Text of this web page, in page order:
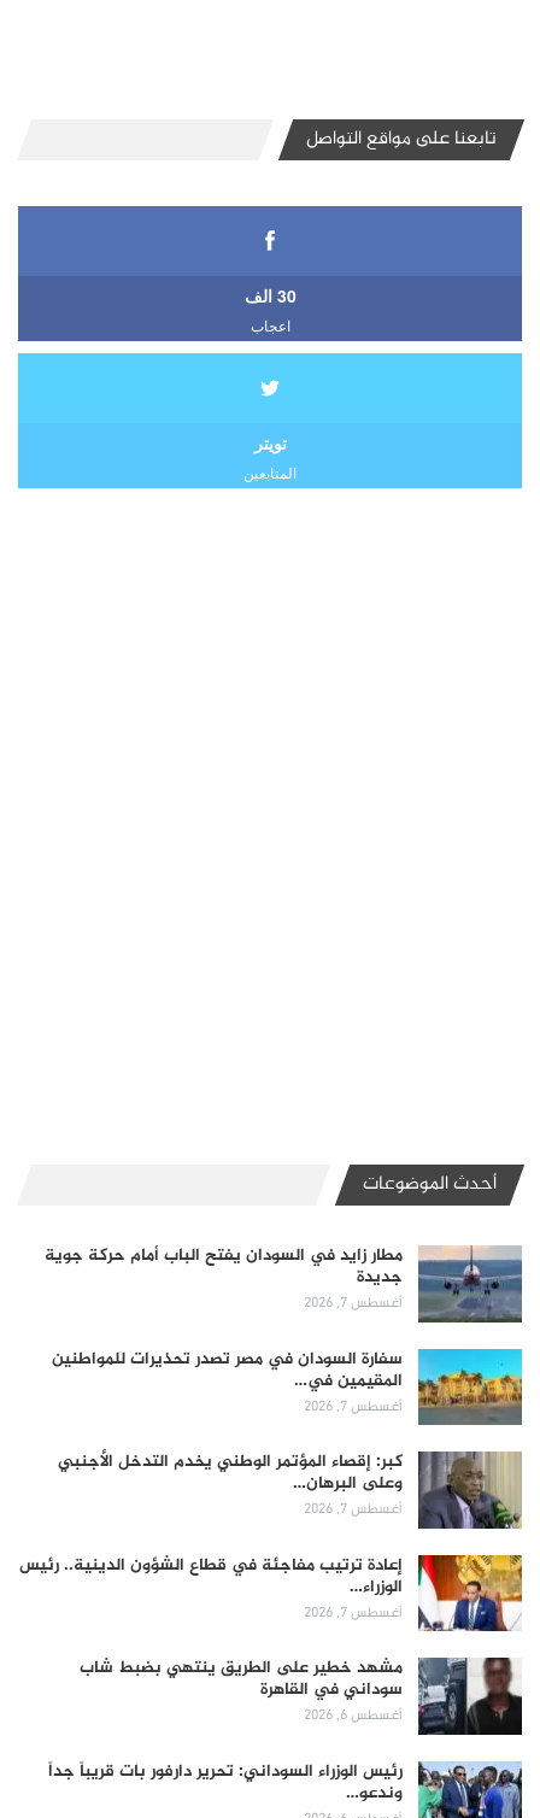
تابعنا على مواقع التواصل
30 الف
اعجاب
تويتر
المتابعين
أحدث الموضوعات
مطار زايد في السودان يفتح الباب أمام حركة جوية
جديدة
أغسطس 7, 2026
سفارة السودان في مصر تصدر تحذيرات للمواطنين
المقيمين في…
أغسطس 7, 2026
كبر: إقصاء المؤتمر الوطني يخدم التدخل الأجنبي
وعلى البرهان…
أغسطس 7, 2026
إعادة ترتيب مفاجئة في قطاع الشؤون الدينية.. رئيس
الوزراء…
أغسطس 7, 2026
مشهد خطير على الطريق ينتهي بضبط شاب
سوداني في القاهرة
أغسطس 6, 2026
رئيس الوزراء السوداني: تحرير دارفور بات قريباً جداً
وندعو…